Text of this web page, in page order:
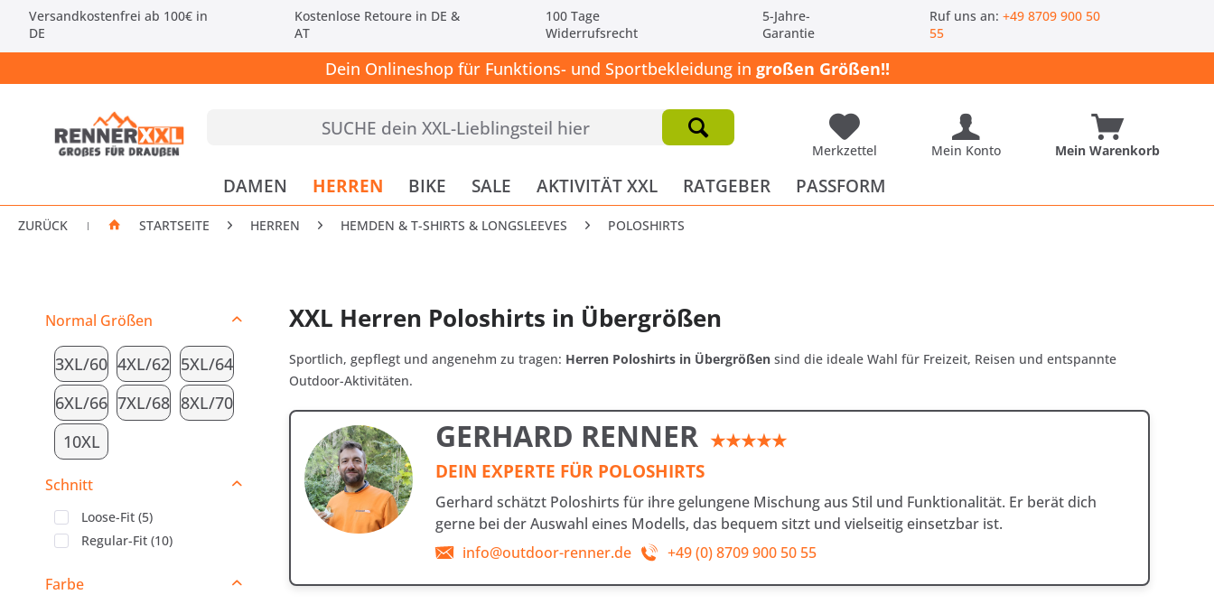
Versandkostenfrei ab 100€ in
DE
Kostenlose Retoure in DE &
AT
100 Tage
Widerrufsrecht
5-Jahre-
Garantie
Ruf uns an:+49 8709 900 50
55
Dein Onlineshop für Funktions- und Sportbekleidung in großen Größen!!
Merkzettel Mein Konto Mein Warenkorb
DAMEN HERREN BIKE SALE AKTIVITÄT XXL RATGEBER PASSFORM
ZURÜCK | STARTSEITE HERREN HEMDEN & T-SHIRTS & LONGSLEEVES POLOSHIRTS
Normal Größen
3XL/60 4XL/62 5XL/64
6XL/66 7XL/68 8XL/70
10XL
Schnitt
Loose-Fit (5)
Regular-Fit (10)
Farbe
XXL Herren Poloshirts in Übergrößen
Sportlich, gepflegt und angenehm zu tragen: Herren Poloshirts in Übergrößensind die ideale Wahl für Freizeit, Reisen und entspannte
Outdoor-Aktivitäten.
GERHARD RENNER ★★★★★
DEIN EXPERTE FÜR POLOSHIRTS
Gerhard schätzt Poloshirts für ihre gelungene Mischung aus Stil und Funktionalität. Er berät dich
gerne bei der Auswahl eines Modells, das bequem sitzt und vielseitig einsetzbar ist.
info@outdoor-renner.de
+49 (0) 8709 900 50 55